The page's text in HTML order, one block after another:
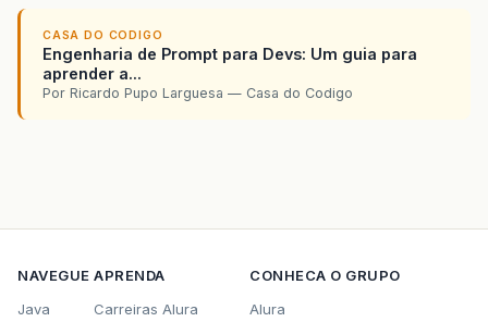
CASA DO CODIGO
Engenharia de Prompt para Devs: Um guia para
aprender a...
Por Ricardo Pupo Larguesa — Casa do Codigo
NAVEGUE
Java
APRENDA
Carreiras Alura
CONHECA O GRUPO
Alura